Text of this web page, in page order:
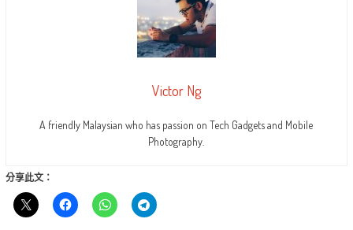
Victor Ng
A friendly Malaysian who has passion on Tech Gadgets and Mobile
Photography.
分享此文：